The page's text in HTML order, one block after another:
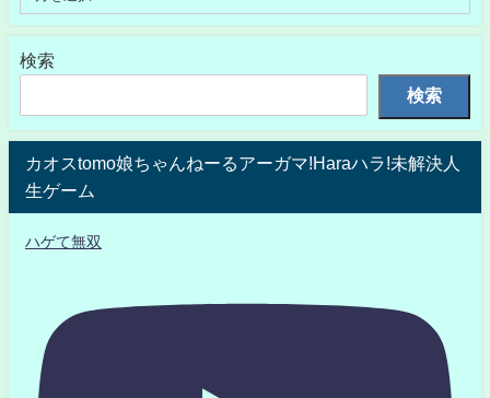
検索
検索
カオスtomo娘ちゃんねーるアーガマ!Haraハラ!未解決人
生ゲーム
ハゲて無双